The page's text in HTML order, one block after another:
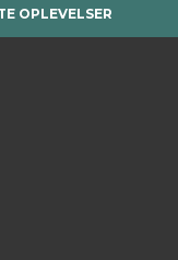
OPLEVELSER